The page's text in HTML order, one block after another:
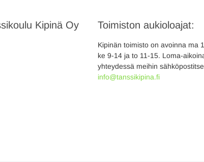
Kipinä Oy Toimiston aukioloajat:
Kipinän toimisto on avoinna ma
ke 9-14 ja to 11-15. Loma-
yhteydessä meihin
info@tanssikipina.fi